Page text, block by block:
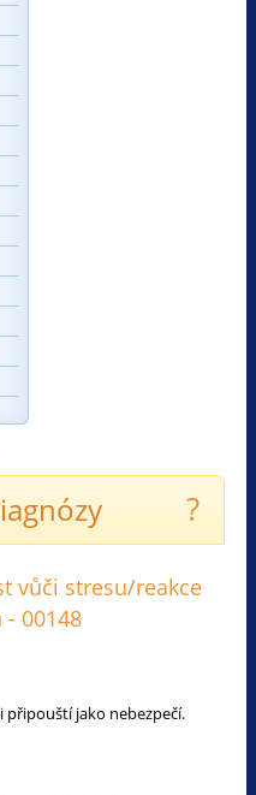
?
vůči stresu/reakce
- 00148
připouští jako nebezpečí.